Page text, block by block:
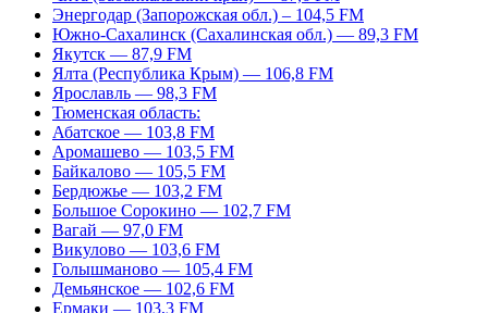
Энергодар (Запорожская обл.) – 104,5 FM
Южно-Сахалинск (Сахалинская обл.) — 89,3 FM
Якутск — 87,9 FM
Ялта (Республика Крым) — 106,8 FM
Ярославль — 98,3 FM
Тюменская область:
Абатское — 103,8 FM
Аромашево — 103,5 FM
Байкалово — 105,5 FM
Бердюжье — 103,2 FM
Большое Сорокино — 102,7 FM
Вагай — 97,0 FM
Викулово — 103,6 FM
Голышманово — 105,4 FM
Демьянское — 102,6 FM
Ермаки — 103,3 FM